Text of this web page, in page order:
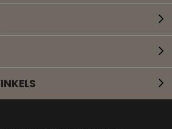
onze klantenservice